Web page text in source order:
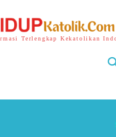
Terlengkap Kekatolikan